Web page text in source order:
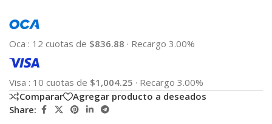
Oca : 12 cuotas de $836.88 · Recargo 3.00%
Visa : 10 cuotas de $1,004.25 · Recargo 3.00%
Comparar
Agregar producto a deseados
Share: